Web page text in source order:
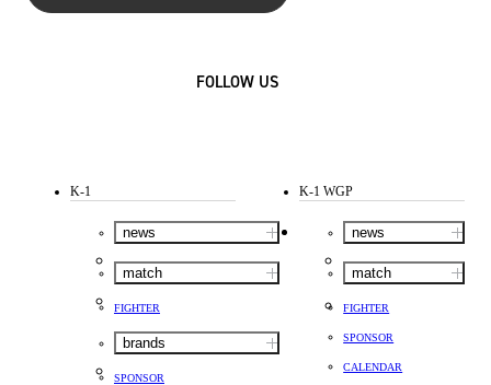
FOLLOW US
K-1
news
match
FIGHTER
brands
SPONSOR
K-1 WGP
news
match
FIGHTER
SPONSOR
CALENDAR